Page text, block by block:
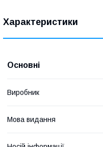
Характеристики
Основні
Виробник
Мова видання